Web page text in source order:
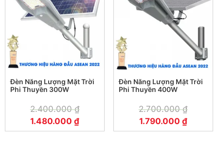
Đèn Năng Lượng Mặt Trời
Phi Thuyền 300W
2.400.000₫
1.480.000₫
Đèn Năng Lượng Mặt Trời
Phi Thuyền 400W
2.700.000₫
1.790.000 ₫